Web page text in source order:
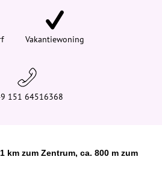
Vakantiewoning
151 64516368
km zum Zentrum, ca. 800 m zum